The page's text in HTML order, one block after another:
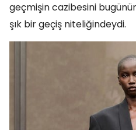
geçmişin cazibesini
şık bir geçiş niteliğindeydi.